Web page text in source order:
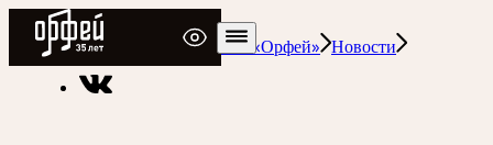
Радио Орфей
Радио классической музыки «Орфей» Новости